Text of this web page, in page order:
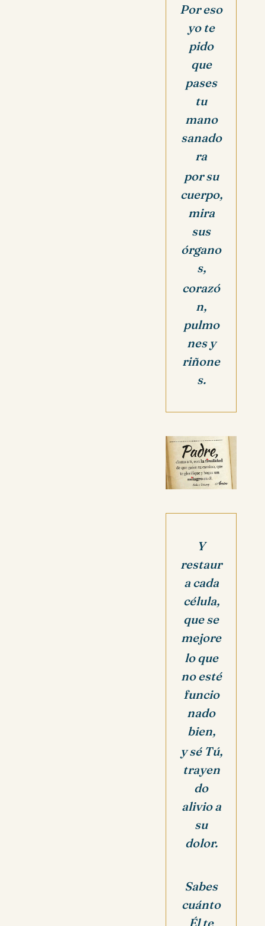
Por eso
yo te
pido
que
pases
tu
mano
sanado
ra
por su
cuerpo,
mira
sus
órgano
s,
corazó
n,
pulmo
nes y
riñone
s.
Y
restaur
a cada
célula,
que se
mejore
lo que
no esté
funcio
nado
bien,
y sé Tú,
trayen
do
alivio a
su
dolor.
Sabes
cuánto
Él te